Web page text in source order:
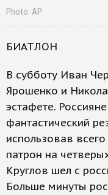
Photo: АР
БИАТЛОН
В субботу Иван
Ярошенко и
эстафете.
фантастический
использовав
патрон на
Круглов шел с
Больше минуты